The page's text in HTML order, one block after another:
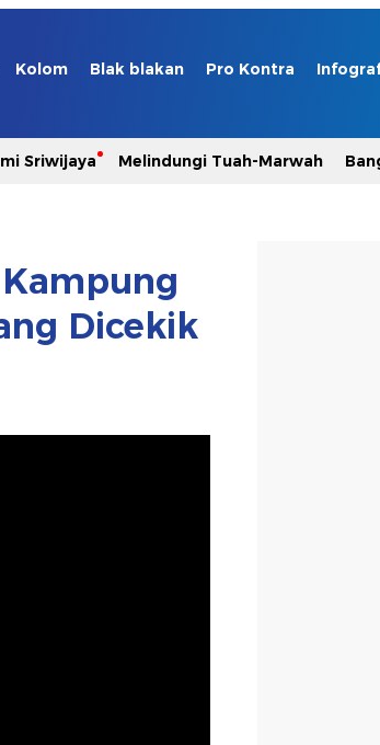
Kolom Blak blakan Pro Kontra
Sriwijaya Melindungi Tuah-Marwah
Dicekik